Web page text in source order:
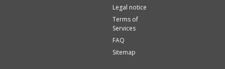
Legal notice
Terms of
Services
FAQ
Sitemap